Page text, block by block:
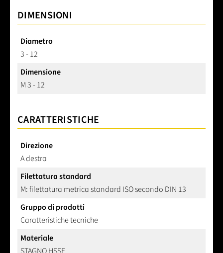
DIMENSIONI
Diametro
3 - 12
Dimensione
M 3 - 12
CARATTERISTICHE
Direzione
A destra
Filettatura standard
M: filettatura metrica standard ISO secondo DIN 13
Gruppo di prodotti
Caratteristiche tecniche
Materiale